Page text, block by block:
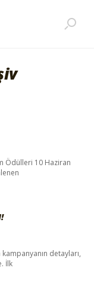
Ödülleri 10 Haziran
detayları,
İlk